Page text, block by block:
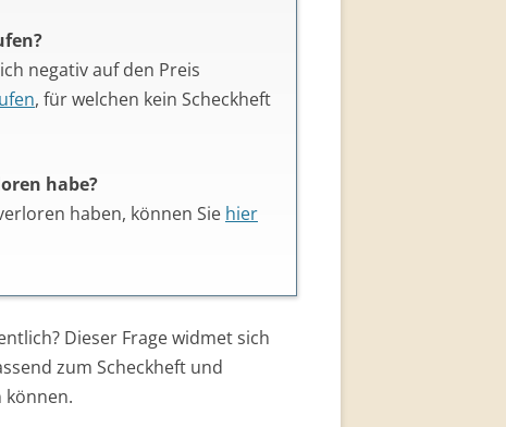
negativ auf den Preis
, für welchen kein Scheckheft
habe?
haben, können Sie hier
Dieser Frage widmet sich
zum Scheckheft und
können.